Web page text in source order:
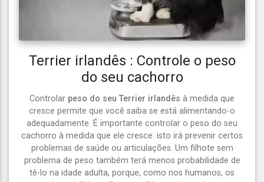
Terrier irlandês : Controle o peso
do seu cachorro
Controlar peso do seu Terrier irlandês à medida que
cresce permite que você saiba se está alimentando-o
adequadamente. É importante controlar o peso do seu
cachorro à medida que ele cresce: isto irá prevenir certos
problemas de saúde ou articulações. Um filhote sem
problema de peso também terá menos probabilidade de
tê-lo na idade adulta, porque, como nos humanos, os